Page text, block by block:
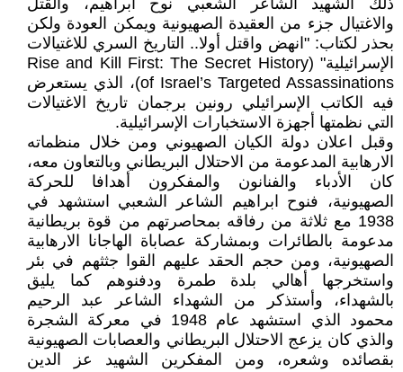
ذلك الشهيد الشاعر الشعبي نوح ابراهيم، والقتل
والاغتيال جزء من العقيدة الصهيونية ويمكن العودة ولكن
بحذر لكتاب: "انهض واقتل أولا.. التاريخ السري للاغتيالات
الإسرائيلية" (Rise and Kill First: The Secret History
of Israel’s Targeted Assassinations)، الذي يستعرض
فيه الكاتب الإسرائيلي رونين برجمان تاريخ الاغتيالات
التي نظمتها أجهزة الاستخبارات الإسرائيلية.
وقبل اعلان دولة الكيان الصهيوني ومن خلال منظماته
الارهابية المدعومة من الاحتلال البريطاني وبالتعاون معه،
كان الأدباء والفنانون والمفكرون أهدافا للحركة
الصهيونية، فنوح ابراهيم الشاعر الشعبي استشهد في
1938 مع ثلاثة من رفاقه بمحاصرتهم من قوة بريطانية
مدعومة بالطائرات وبمشاركة عصاباة الهاجانا الارهابية
الصهيونية، ومن حجم الحقد عليهم القوا جثثهم في بئر
واستخرجها أهالي بلدة طمرة ودفنوهم كما يليق
بالشهداء، وأستذكر من الشهداء الشاعر عبد الرحيم
محمود الذي استشهد عام 1948 في معركة الشجرة
والذي كان يزعج الاحتلال البريطاني والعصابات الصهيونية
بقصائده وشعره، ومن المفكرين الشهيد عز الدين